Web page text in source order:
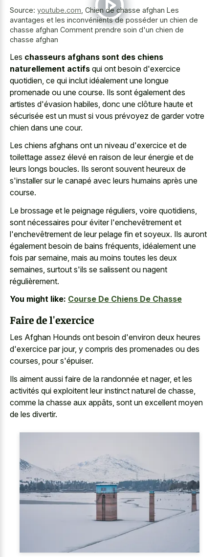
Source: youtube.com Chien de chasse afghan Les
avantages et les inconvénients de posséder un chien de
chasse afghan Comment prendre soin d'un chien de
chasse afghan
Les chasseurs afghans sont des chiens
naturellement actifs qui ont besoin d'exercice
quotidien, ce qui inclut idéalement une longue
promenade ou une course. Ils sont également des
artistes d'évasion habiles, donc une clôture haute et
sécurisée est un must si vous prévoyez de garder votre
chien dans une cour.
Les chiens afghans ont un niveau d'exercice et de
toilettage assez élevé en raison de leur énergie et de
leurs longs boucles. Ils seront souvent heureux de
s'installer sur le canapé avec leurs humains après une
course.
Le brossage et le peignage réguliers, voire quotidiens,
sont nécessaires pour éviter l'enchevêtrement et
l'enchevêtrement de leur pelage fin et soyeux. Ils auront
également besoin de bains fréquents, idéalement une
fois par semaine, mais au moins toutes les deux
semaines, surtout s'ils se salissent ou nagent
régulièrement.
You might like: Course De Chiens De Chasse
Faire de l'exercice
Les Afghan Hounds ont besoin d'environ deux heures
d'exercice par jour, y compris des promenades ou des
courses, pour s'épuiser.
Ils aiment aussi faire de la randonnée et nager, et les
activités qui exploitent leur instinct naturel de chasse,
comme la chasse aux appâts, sont un excellent moyen
de les divertir.